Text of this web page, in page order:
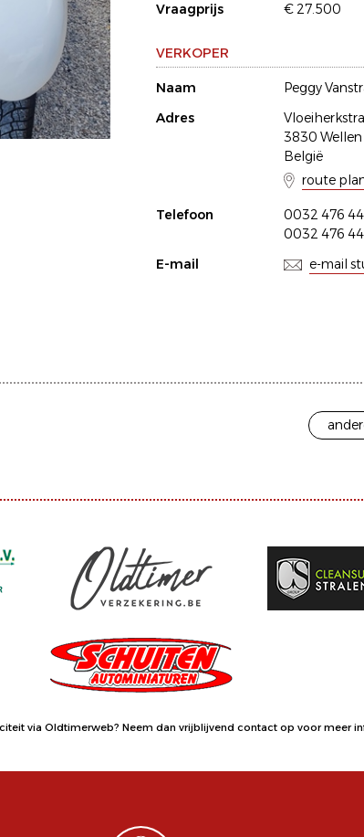
Vraagprijs
€ 27.500
VERKOPER
Naam
Peggy
Adres
3830 Wellen
België
route
Telefoon
0032 476
0032 476
E-mail
e-mail
via Oldtimerweb? Neem dan vrijblijvend contact op voor meer